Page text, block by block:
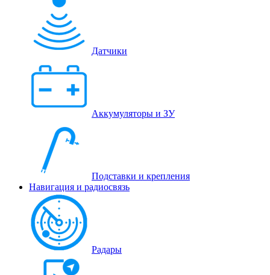
Датчики
Аккумуляторы и ЗУ
Подставки и крепления
Навигация и радиосвязь
Радары